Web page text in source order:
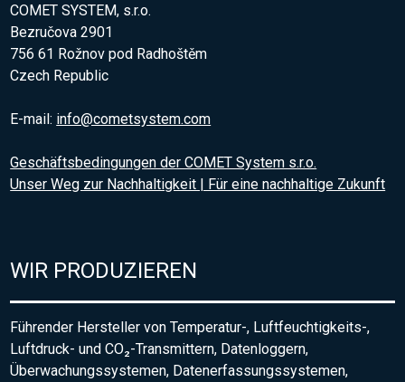
COMET SYSTEM, s.r.o.
Bezručova 2901
756 61 Rožnov pod Radhoštěm
Czech Republic
E-mail: info@cometsystem.com
Geschäftsbedingungen der COMET System s.r.o.
Unser Weg zur Nachhaltigkeit | Für eine nachhaltige Zukunft
WIR PRODUZIEREN
Führender Hersteller von Temperatur-, Luftfeuchtigkeits-,
Luftdruck- und CO₂-Transmittern, Datenloggern,
Überwachungssystemen, Datenerfassungssystemen,